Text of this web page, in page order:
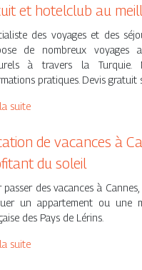
et hotelclub au
des voyages et des
de nombreux
à travers la Turquie.
pratiques. Devis gratuit
suite
de vacances à
du soleil
passer des vacances à
un appartement ou une
des Pays de Lérins.
suite